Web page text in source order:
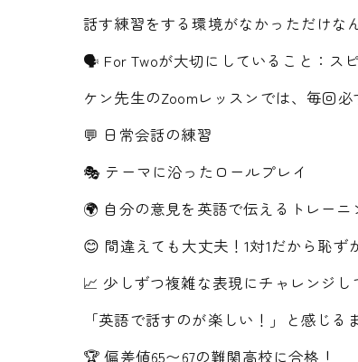
話す練習をする環境がなかっただけな
🗣️ For Twoが大切にしていること：ス
ケン先生のZoomレッスンでは、毎回
💬 日常会話の練習
🎭 テーマに沿ったロールプレイ
🌍 自分の意見を英語で伝えるトレーニ
😊 間違えても大丈夫！1対1だから恥ず
📈 少しずつ複雑な表現にチャレンジ
「英語で話すのが楽しい！」と感じる
🏆 偏差値65〜67の難関高校に合格！